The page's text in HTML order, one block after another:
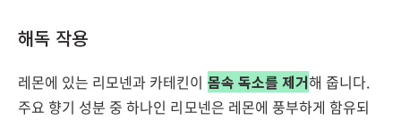
해독 작용
레몬에 있는 리모넨과 카테킨이 몸속 독소를 제거해 줍니다.
주요 향기 성분 중 하나인 리모넨은 레몬에 풍부하게 함유되